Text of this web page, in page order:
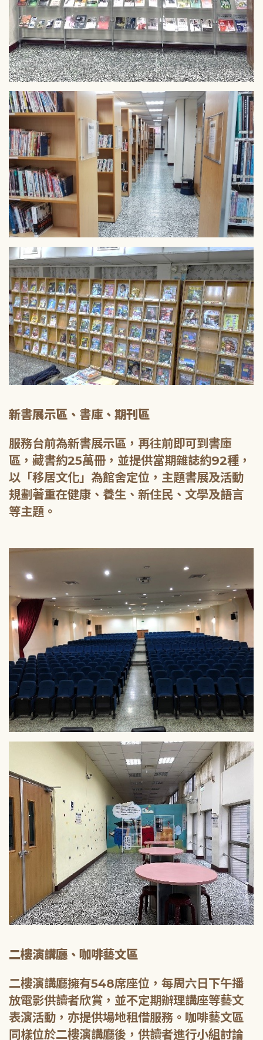
新書展示區、書庫、期刊區
服務台前為新書展示區，再往前即可到書庫
區，藏書約25萬冊，並提供當期雜誌約92種，
以「移居文化」為館舍定位，主題書展及活動
規劃著重在健康、養生、新住民、文學及語言
等主題。
二樓演講廳、咖啡藝文區
二樓演講廳擁有548席座位，每周六日下午播
放電影供讀者欣賞，並不定期辦理講座等藝文
表演活動，亦提供場地租借服務。咖啡藝文區
同樣位於二樓演講廳後，供讀者進行小組討論